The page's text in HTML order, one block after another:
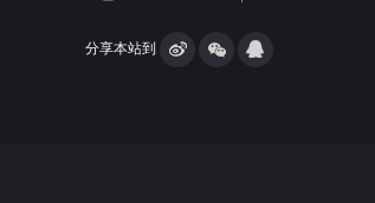
分享本站到